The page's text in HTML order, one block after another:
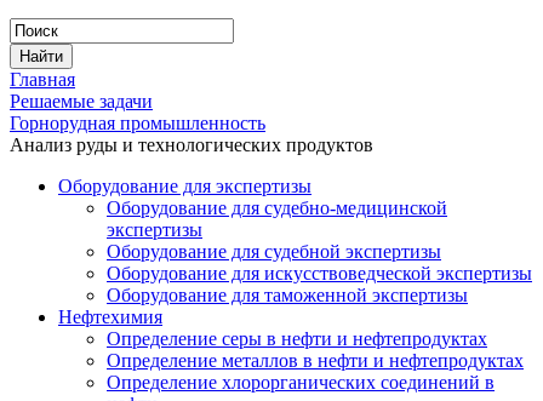
Главная
Решаемые задачи
Горнорудная промышленность
Анализ руды и технологических продуктов
Оборудование для экспертизы
Оборудование для судебно-медицинской
экспертизы
Оборудование для судебной экспертизы
Оборудование для искусствоведческой экспертизы
Оборудование для таможенной экспертизы
Нефтехимия
Определение серы в нефти и нефтепродуктах
Определение металлов в нефти и нефтепродуктах
Определение хлорорганических соединений в